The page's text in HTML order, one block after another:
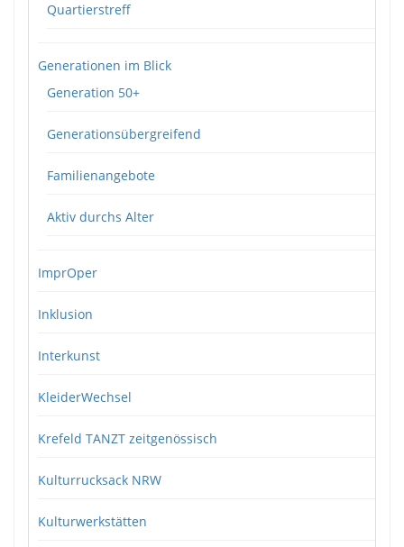
Quartierstreff
Generationen im Blick
Generation 50+
Generationsübergreifend
Familienangebote
Aktiv durchs Alter
ImprOper
Inklusion
Interkunst
KleiderWechsel
Krefeld TANZT zeitgenössisch
Kulturrucksack NRW
Kulturwerkstätten